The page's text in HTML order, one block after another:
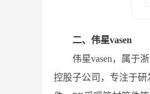
二、伟星vasen
伟星vasen，属于
控股子公司，专注于研